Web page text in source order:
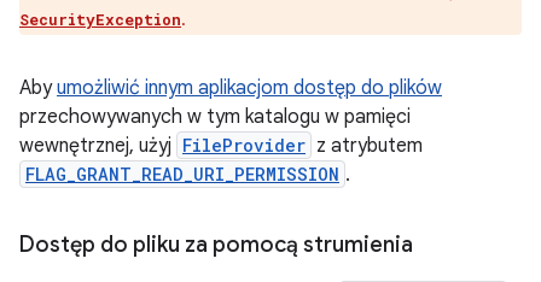
SecurityException.
Abyumożliwić innym aplikacjom dostęp do plików
przechowywanych w tym katalogu w pamięci
wewnętrznej, użyj FileProvider z atrybutem
FLAG_GRANT_READ_URI_PERMISSION .
Dostęp do pliku za pomocą strumienia